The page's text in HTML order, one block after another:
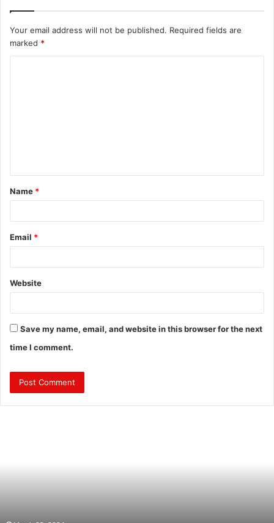
Your email address will not be published. Required fields are
marked *
t
*
Name *
Email *
Website
Save my name, email, and website in this browser for the next
time I comment.